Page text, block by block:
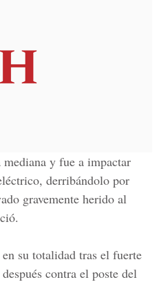
y fue a impactar
derribándolo por
gravemente herido al
su totalidad tras el fuerte
contra el poste del